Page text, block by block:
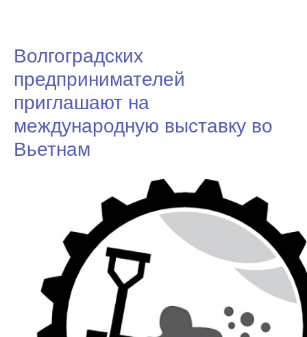
Волгоградских
предпринимателей
приглашают на
международную выставку во
Вьетнам